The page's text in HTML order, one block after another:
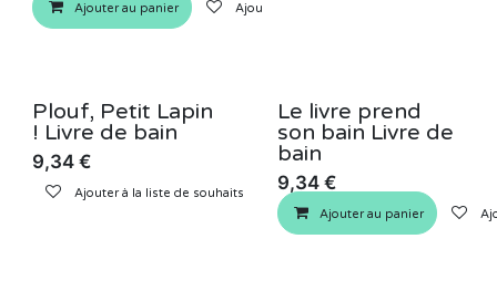
Ajouter au panier Ajouter à la liste de souhaits
Plouf, Petit Lapin
! Livre de bain
9,34 €
Ajouter à la liste de souhaits
Le livre prend
son bain Livre de
bain
9,34€
Ajouter au panier